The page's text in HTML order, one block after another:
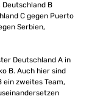
Deutschland B
C gegen Puerto
Serbien,
Deutschland A in
B. Auch hier sind
zweites Team,